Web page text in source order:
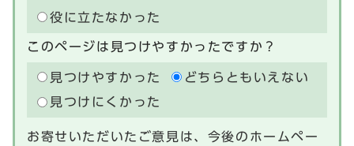
役に立たなかった
このページは見つけやすかったですか？
見つけやすかった
どちらともいえない
見つけにくかった
お寄せいただいたご意見は、今後のホームペー